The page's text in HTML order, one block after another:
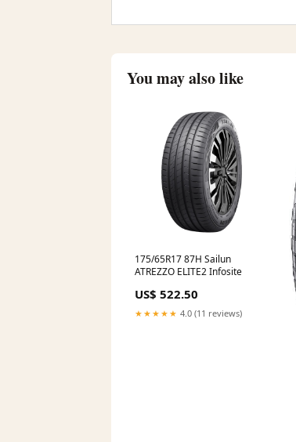
You may also like
175/65R17 87H Sailun
ATREZZO ELITE2 Infosite
US$ 522.50
★★★★★ 4.0 (11 reviews)